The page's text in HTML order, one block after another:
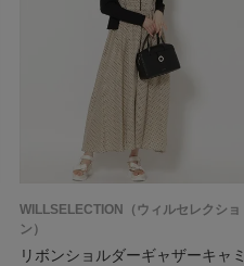
WILLSELECTION（ウィルセレクショ
ン）
リボンショルダーギャザーキャミ